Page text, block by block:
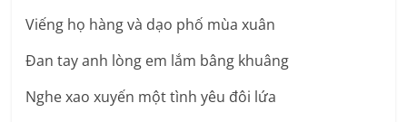
Viếng họ hàng và dạo phố mùa xuân
Đan tay anh lòng em lắm bâng khuâng
Nghe xao xuyến một tình yêu đôi lứa